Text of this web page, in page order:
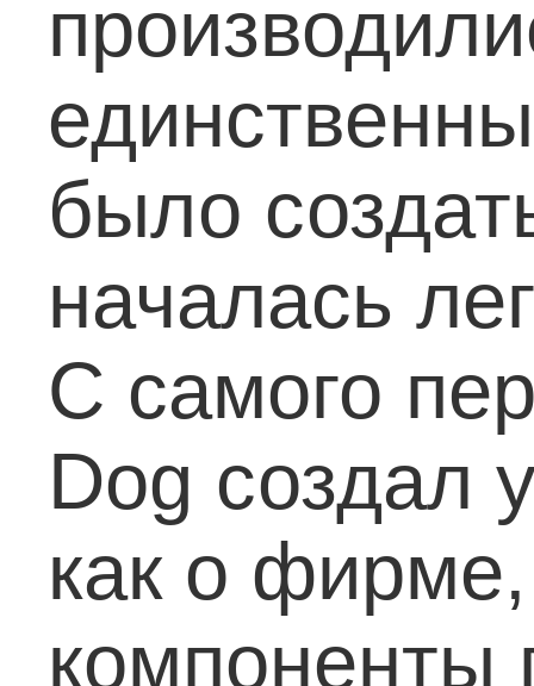
было
началась
С самого
Dog создал
как о фирме,
компоненты